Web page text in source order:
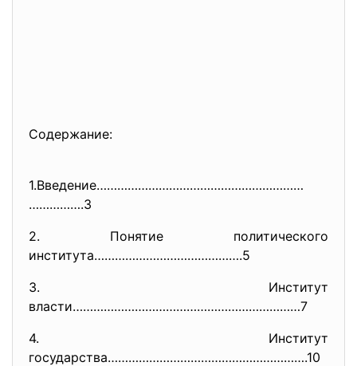
Содержание:
1.Введение……………………………………………………
…………….3
2. Понятие политического
института…………………………………….5
3. Институт
власти…………………………………………………………7
4. Институт
государства………………………………………………….10